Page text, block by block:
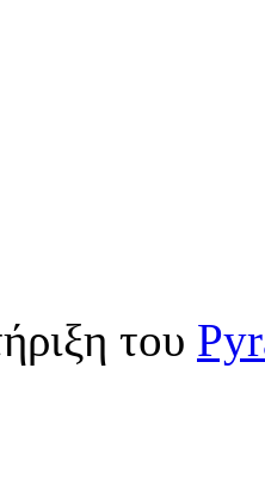
του